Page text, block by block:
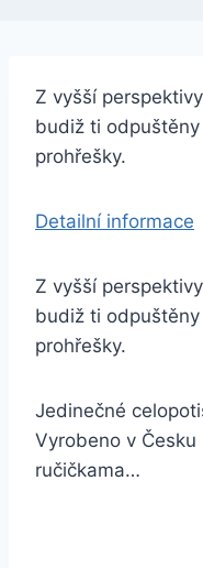
Z vyšší
budiž ti
prohřešky.
Detailní informace
Z vyšší
budiž ti
prohřešky.
Jedinečné
Vyrobeno v
ručičkama…